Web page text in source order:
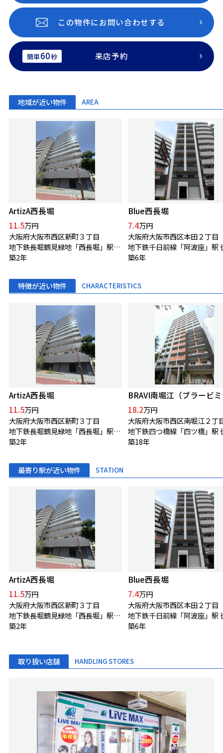
この物件にお問い合わせする
簡単60秒 来店予約
地域が近い物件 AREA
ArtizA西長堀
11.5万円
大阪府大阪市西区新町３丁目
地下鉄長堀鶴見緑地「西長堀」駅 徒歩3分
築2年
Blue西長堀
7.4万円
大阪府大阪市西区本田２丁目
築6年
特徴が近い物件 CHARACTERISTICS
ArtizA西長堀
11.5万円
大阪府大阪市西区新町３丁目
地下鉄長堀鶴見緑地「西長堀」駅 徒歩3分
築2年
18.2万円
大阪府大阪市西区南堀江２丁
築18年
最寄り駅が近い物件 STATION
ArtizA西長堀
11.5万円
大阪府大阪市西区新町３丁目
地下鉄長堀鶴見緑地「西長堀」駅 徒歩3分
築2年
Blue西長堀
7.4万円
大阪府大阪市西区本田２丁目
築6年
取り扱い店舗 HANDLING STORES